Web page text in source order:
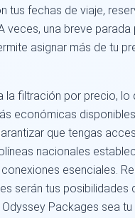
tus fechas de viaje,
veces, una breve parada
asignar más de tu
la filtración por precio, lo
económicas
que tengas
nacionales
esenciales.
serán tus posibilidades
Packages sea